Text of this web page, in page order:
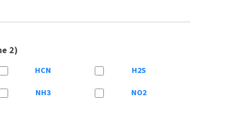
2)
HCN
H2S
NH3 NO2